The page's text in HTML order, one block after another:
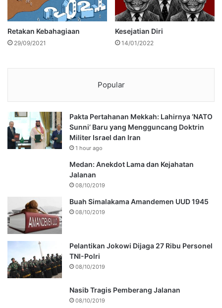
Retakan Kebahagiaan
29/09/2021
Kesejatian Diri
14/01/2022
Popular
Pakta Pertahanan Mekkah: Lahirnya ‘NATO
Sunni’ Baru yang Mengguncang Doktrin
Militer Israel dan Iran
1 hour ago
Medan: Anekdot Lama dan Kejahatan
Jalanan
08/10/2019
Buah Simalakama Amandemen UUD 1945
08/10/2019
Pelantikan Jokowi Dijaga 27 Ribu Personel
TNI-Polri
08/10/2019
Nasib Tragis Pemberang Jalanan
08/10/2019